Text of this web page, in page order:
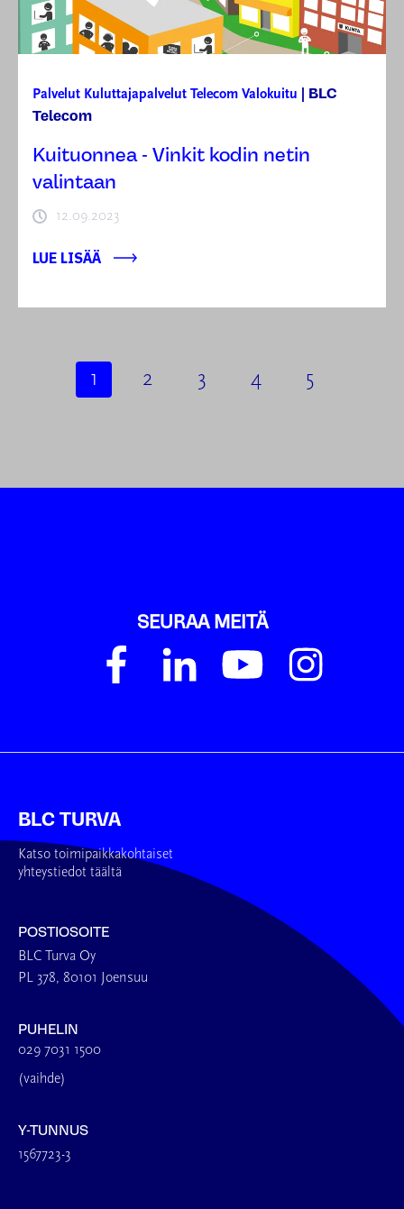
Palvelut Kuluttajapalvelut Telecom Valokuitu
BLC
Telecom
Kuituonnea - Vinkit kodin netin
valintaan
12.09.2023
LUE LISÄÄ
1 2 3 4 5
SEURAA MEITÄ
BLC TURVA
Katso toimipaikkakohtaiset
yhteystiedot täältä
POSTIOSOITE
BLC Turva Oy
PL 378, 80101 Joensuu
PUHELIN
029 7031 1500
(vaihde)
Y-TUNNUS
1567723-3